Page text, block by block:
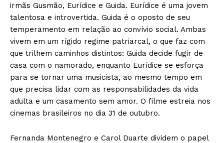
irmãs Gusmão, Eurídice e Guida. Eurídice é uma jovem
talentosa e introvertida. Guida é o oposto de seu
temperamento em relação ao convívio social. Ambas
vivem em um rígido regime patriarcal, o que faz com
que trilhem caminhos distintos: Guida decide fugir de
casa com o namorado, enquanto Eurídice se esforça
para se tornar uma musicista, ao mesmo tempo em
que precisa lidar com as responsabilidades da vida
adulta e um casamento sem amor. O filme estreia nos
cinemas brasileiros no dia 31 de outubro.
Fernanda Montenegro e Carol Duarte dividem o papel